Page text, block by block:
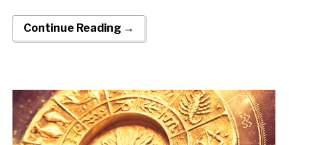
Continue Reading →